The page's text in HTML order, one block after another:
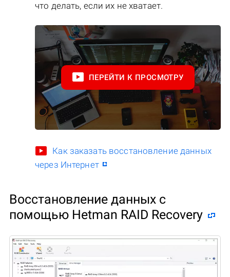
что делать, если их не хватает.
ПЕРЕЙТИ К ПРОСМОТРУ
Как заказать восстановление данных
через Интернет
Восстановление данных с
помощью Hetman RAID Recovery